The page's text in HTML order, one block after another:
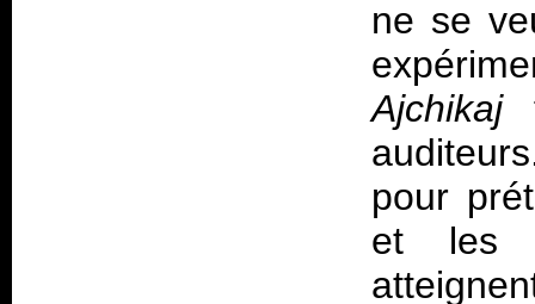
ne se
Ajchikaj
pour
et les